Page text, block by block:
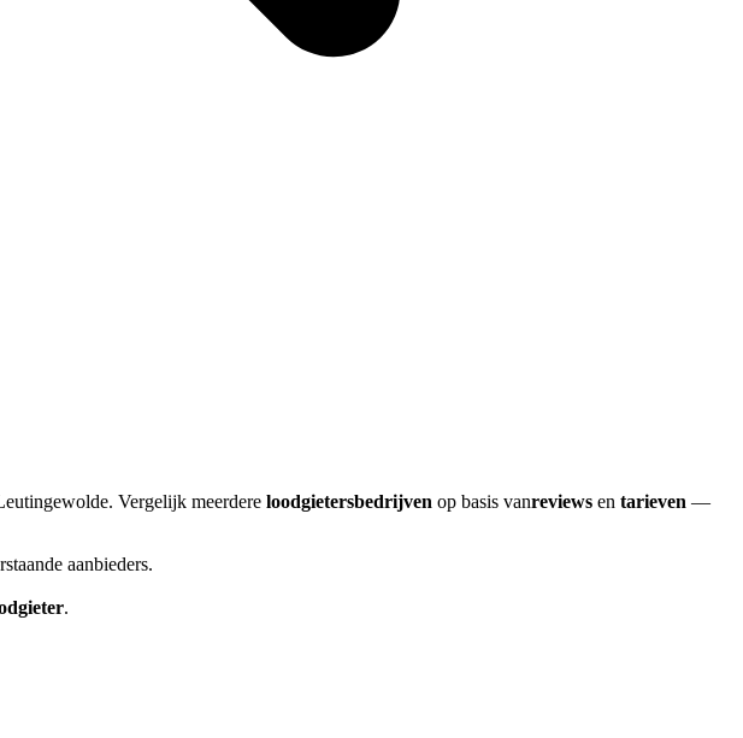
. Vergelijk meerdere loodgietersbedrijven op basis vanreviews en tarieven —
aanbieders.
.